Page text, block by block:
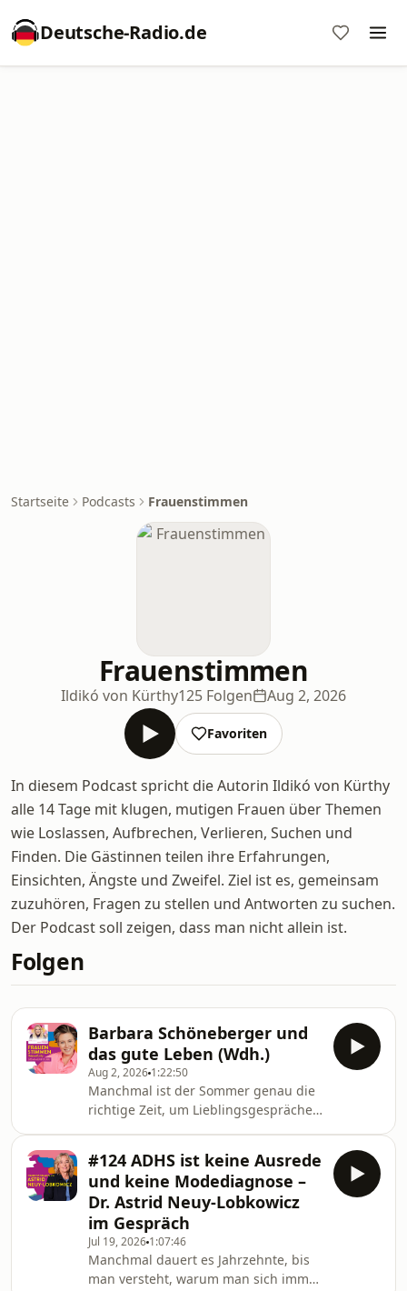
Deutsche-Radio.de
Startseite Podcasts Frauenstimmen
Frauenstimmen
Ildikó von Kürthy125 Folgen Aug 2, 2026
Favoriten
In diesem Podcast spricht die Autorin Ildikó von Kürthy
alle 14 Tage mit klugen, mutigen Frauen über Themen
wie Loslassen, Aufbrechen, Verlieren, Suchen und
Finden. Die Gästinnen teilen ihre Erfahrungen,
Einsichten, Ängste und Zweifel. Ziel ist es, gemeinsam
zuzuhören, Fragen zu stellen und Antworten zu suchen.
Der Podcast soll zeigen, dass man nicht allein ist.
Folgen
Barbara Schöneberger und
das gute Leben (Wdh.)
Aug 2, 2026 1:22:50
Manchmal ist der Sommer genau die
richtige Zeit, um Lieblingsgespräche
Strand liegen, durch die Berge
wandern oder einfach die Seele
baumeln lassen, habe ich für diese
Sommerfolge in unserem Archiv
gestöbert und eine Episode
ausgewählt, die mich bis heute
begeistert.Zu Gast ist Barbara
#124 ADHS ist keine Ausrede
und keine Modediagnose –
Dr. Astrid Neuy-Lobkowicz
im Gespräch
Jul 19, 2026 1:07:46
Manchmal dauert es Jahrzehnte, bis
man versteht, warum man sich immer